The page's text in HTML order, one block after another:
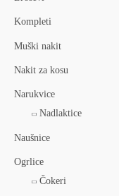
Kompleti
Muški nakit
Nakit za kosu
Narukvice
Nadlaktice
Naušnice
Ogrlice
Čokeri